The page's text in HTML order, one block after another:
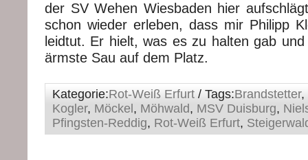
der SV Wehen Wiesbaden hier
schon wieder erleben, dass mir Philipp
leidtut. Er hielt, was es zu halten gab
ärmste Sau auf dem Platz.
Kategorie:Rot-Weiß Erfurt / Tags:Brandstetter,
Kogler, Möckel , Möhwald, MSV Duisburg,
Pfingsten-Reddig, Rot-Weiß Erfurt,